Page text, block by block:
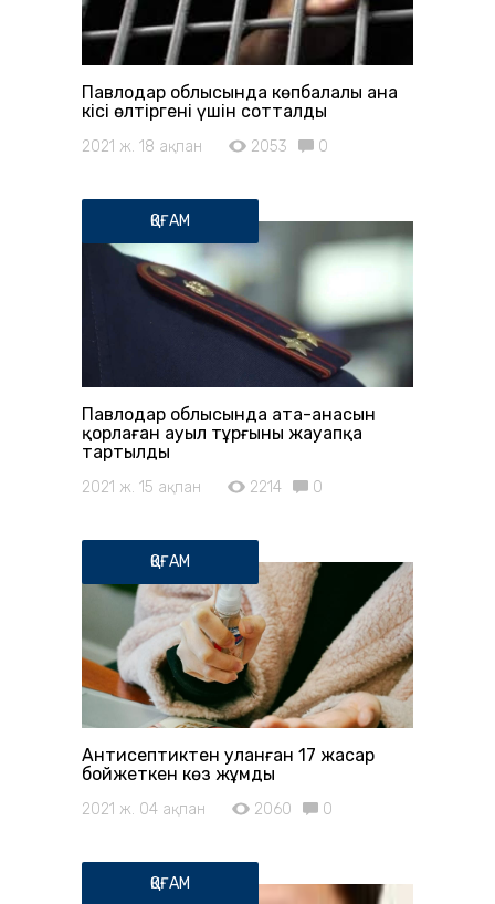
Павлодар облысында көпбалалы ана
кісі өлтіргені үшін сотталды
2021 ж. 18 ақпан 2053 0
ҚОҒАМ
Павлодар облысында ата-анасын
қорлаған ауыл тұрғыны жауапқа
тартылды
2021 ж. 15 ақпан 2214 0
ҚОҒАМ
Антисептиктен уланған 17 жасар
бойжеткен көз жұмды
2021 ж. 04 ақпан 2060 0
ҚОҒАМ